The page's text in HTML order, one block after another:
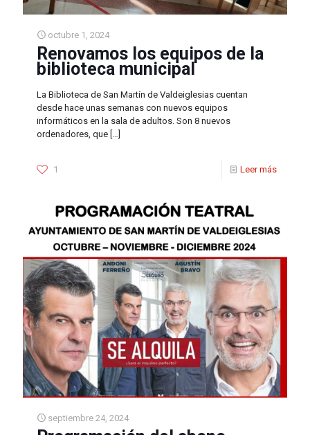
octubre 1, 2024
Renovamos los equipos de la
biblioteca municipal
La Biblioteca de San Martín de Valdeiglesias cuentan
desde hace unas semanas con nuevos equipos
informáticos en la sala de adultos. Son 8 nuevos
ordenadores, que […]
1 Leer más
septiembre 24, 2024